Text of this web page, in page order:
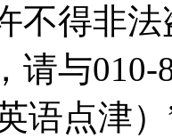
不得非
请与010-
语点津